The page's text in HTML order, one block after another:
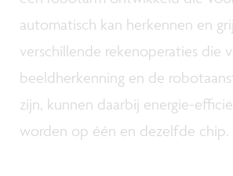
automatisch kan herkennen en
verschillende rekenoperaties die
beeldherkenning en de
zijn, kunnen daarbij energie-
worden op één en dezelfde chip.